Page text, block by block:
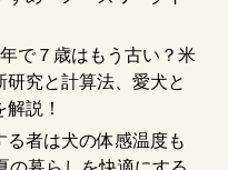
で７歳はもう古い？米
研究と計算法、愛犬と
説！
る者は犬の体感温度も